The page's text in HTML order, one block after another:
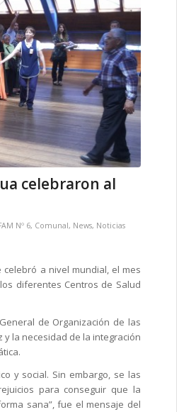
celebraron al
Nº 6, Comunal, News, Noticias
a nivel mundial, el mes
diferentes Centros de Salud
de Organización de las
la necesidad de la integración
y social. Sin embargo, se las
para conseguir que la
sana”, fue el mensaje del